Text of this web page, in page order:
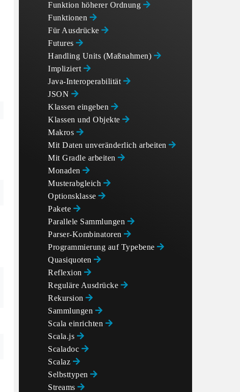
Funktion höherer Ordnung
Funktionen
Für Ausdrücke
Futures
Handling Units (Maßnahmen)
Impliziert
Java-Interoperabilität
JSON
Klassen eingeben
Klassen und Objekte
Makros
Mit Daten unveränderlich arbeiten
Mit Gradle arbeiten
Monaden
Musterabgleich
Optionsklasse
Pakete
Parallele Sammlungen
Parser-Kombinatoren
Programmierung auf Typebene
Quasiquoten
Reflexion
Reguläre Ausdrücke
Rekursion
Sammlungen
Scala einrichten
Scala.js
Scaladoc
Scalaz
Selbsttypen
Streams